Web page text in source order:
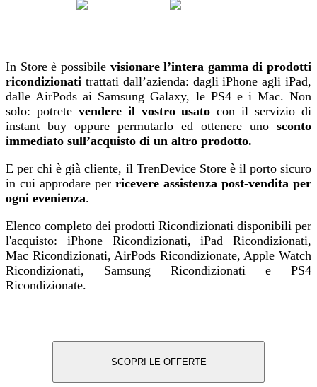
In Store è possibile visionare l’intera gamma di prodotti
ricondizionati trattati dall’azienda: dagli iPhone agli iPad,
dalle AirPods ai Samsung Galaxy, le PS4 e i Mac. Non
solo: potrete vendere il vostro usato con il servizio di
instant buy oppure permutarlo ed ottenere uno sconto
immediato sull’acquisto di un altro prodotto.
E per chi è già cliente, il TrenDevice Store è il porto sicuro
in cui approdare per ricevere assistenza post-vendita per
ogni evenienza.
Elenco completo dei prodotti Ricondizionati disponibili per
l'acquisto: iPhone Ricondizionati, iPad Ricondizionati,
Mac Ricondizionati, AirPods Ricondizionate, Apple Watch
Ricondizionati, Samsung Ricondizionati e PS4
Ricondizionate.
SCOPRI LE OFFERTE